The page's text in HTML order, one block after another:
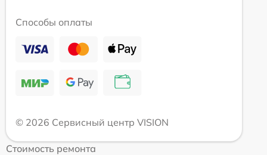
Способы оплаты
© 2026 Сервисный центр VISION
Стоимость ремонта